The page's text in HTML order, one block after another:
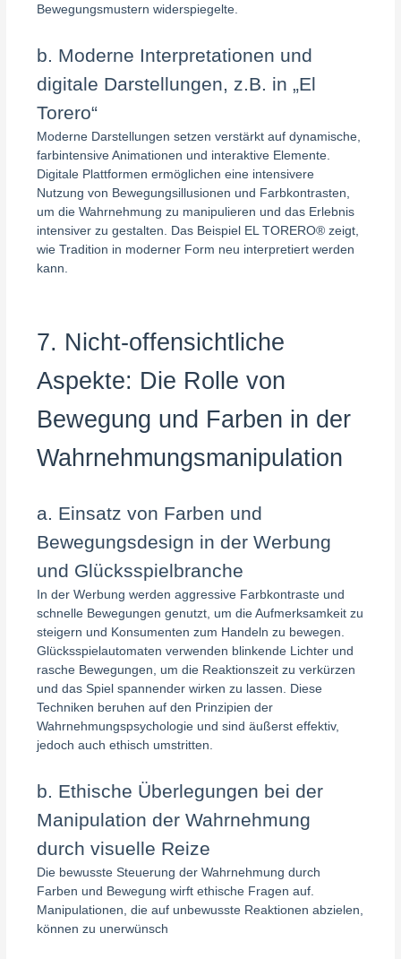
Bewegungsmustern widerspiegelte.
b. Moderne Interpretationen und
digitale Darstellungen, z.B. in „El
Torero“
Moderne Darstellungen setzen verstärkt auf dynamische,
farbintensive Animationen und interaktive Elemente.
Digitale Plattformen ermöglichen eine intensivere
Nutzung von Bewegungsillusionen und Farbkontrasten,
um die Wahrnehmung zu manipulieren und das Erlebnis
intensiver zu gestalten. Das Beispiel EL TORERO® zeigt,
wie Tradition in moderner Form neu interpretiert werden
kann.
7. Nicht-offensichtliche
Aspekte: Die Rolle von
Bewegung und Farben in der
Wahrnehmungsmanipulation
a. Einsatz von Farben und
Bewegungsdesign in der Werbung
und Glücksspielbranche
In der Werbung werden aggressive Farbkontraste und
schnelle Bewegungen genutzt, um die Aufmerksamkeit zu
steigern und Konsumenten zum Handeln zu bewegen.
Glücksspielautomaten verwenden blinkende Lichter und
rasche Bewegungen, um die Reaktionszeit zu verkürzen
und das Spiel spannender wirken zu lassen. Diese
Techniken beruhen auf den Prinzipien der
Wahrnehmungspsychologie und sind äußerst effektiv,
jedoch auch ethisch umstritten.
b. Ethische Überlegungen bei der
Manipulation der Wahrnehmung
durch visuelle Reize
Die bewusste Steuerung der Wahrnehmung durch
Farben und Bewegung wirft ethische Fragen auf.
Manipulationen, die auf unbewusste Reaktionen abzielen,
können zu unerwünsch